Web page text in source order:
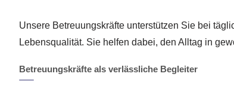
Unsere Betreuungskräfte unterstützen Sie bei
Lebensqualität. Sie helfen dabei, den Alltag in
Betreuungskräfte als verlässliche Begleiter